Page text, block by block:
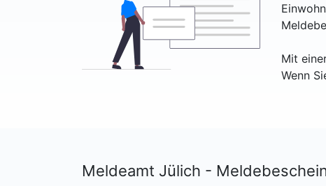
Mit
Wenn
Meldeamt Jülich -